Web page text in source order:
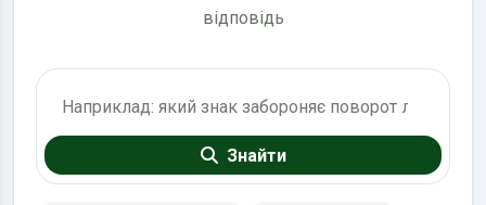
відповідь
Знайти